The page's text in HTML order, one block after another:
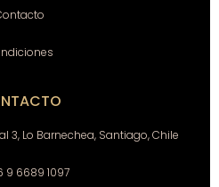
3, Lo Barnechea, Santiago, Chile
9 6689 1097